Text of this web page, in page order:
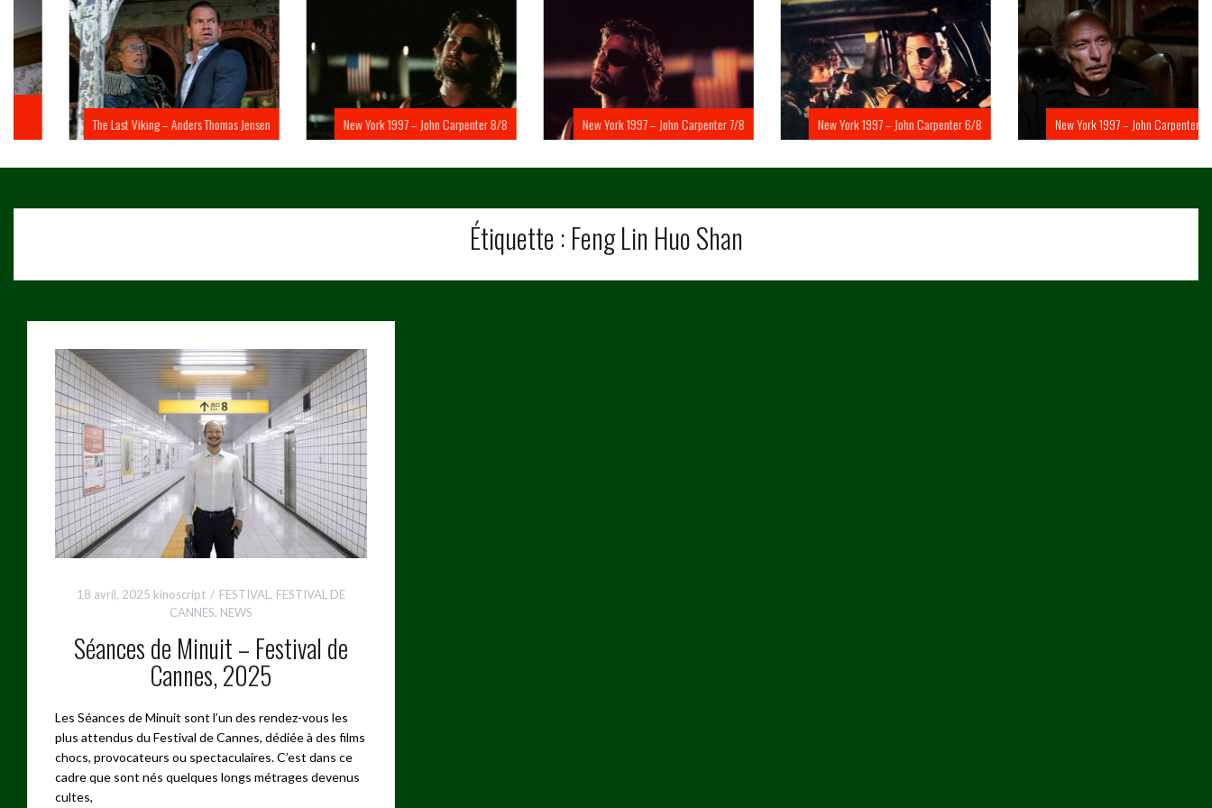
The Last Viking – Anders Thomas Jensen New York 1997 – John Carpenter 8/8 New York 1997 – John Carpenter 7/8 New York 1997 – John Carpenter 6/8 New York 1997 – John Carpenter 5/8
Étiquette : Feng Lin Huo Shan
18 avril, 2025 kinoscript FESTIVAL , FESTIVAL DE
CANNES, NEWS
Séances de Minuit – Festival de
Cannes, 2025
Les Séances de Minuit sont l’un des rendez-vous les
plus attendus du Festival de Cannes, dédiée à des films
chocs, provocateurs ou spectaculaires. C’est dans ce
cadre que sont nés quelques longs métrages devenus
cultes,